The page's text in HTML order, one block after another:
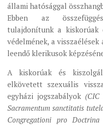
állami hatósággal
Ebben az
tulajdonítunk a kiskorúak
védelmének, a
leendő klerikusok
A kiskorúak és
elkövetett szexuális
egyházi jogszabályok
Sacramentum sanctitatis
Congregationi pro